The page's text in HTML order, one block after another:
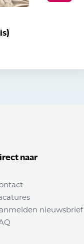
naar
nieuwsbrief